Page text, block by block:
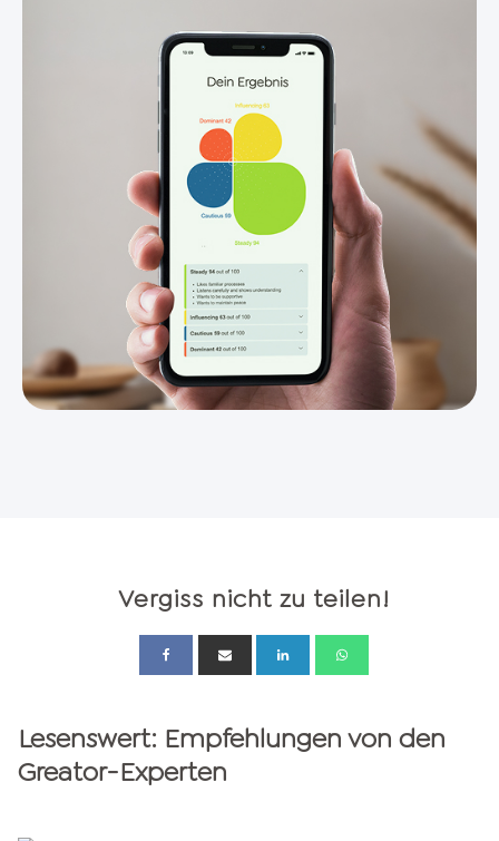
Vergiss nicht zu teilen!
Lesenswert: Empfehlungen von den
Greator-Experten